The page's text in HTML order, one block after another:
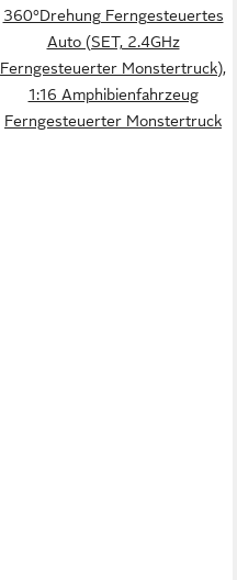
360°Drehung Ferngesteuertes
Auto (SET, 2.4GHz
Ferngesteuerter Monstertruck),
1:16 Amphibienfahrzeug
Ferngesteuerter Monstertruck